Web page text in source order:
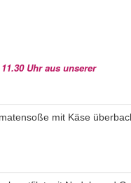
Uhr aus unserer
mit Käse